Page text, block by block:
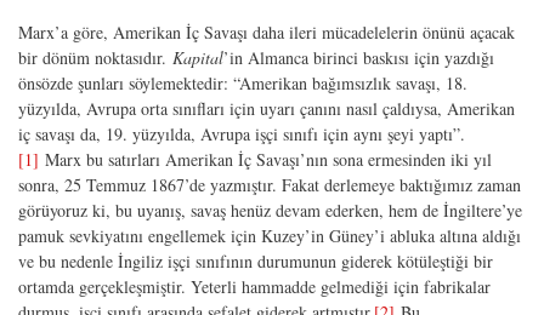
Marx’a göre, Amerikan İç Savaşı daha ileri mücadelelerin önünü açacak
bir dönüm noktasıdır. Kapital’in Almanca birinci baskısı için yazdığı
önsözde şunları söylemektedir: “Amerikan bağımsızlık savaşı, 18.
yüzyılda, Avrupa orta sınıfları için uyarı çanını nasıl çaldıysa, Amerikan
iç savaşı da, 19. yüzyılda, Avrupa işçi sınıfı için aynı şeyi yaptı”.
[1] Marx bu satırları Amerikan İç Savaşı’nın sona ermesinden iki yıl
sonra, 25 Temmuz 1867’de yazmıştır. Fakat derlemeye baktığımız zaman
görüyoruz ki, bu uyanış, savaş henüz devam ederken, hem de İngiltere’ye
pamuk sevkiyatını engellemek için Kuzey’in Güney’i abluka altına aldığı
ve bu nedenle İngiliz işçi sınıfının durumunun giderek kötüleştiği bir
ortamda gerçekleşmiştir. Yeterli hammadde gelmediği için fabrikalar